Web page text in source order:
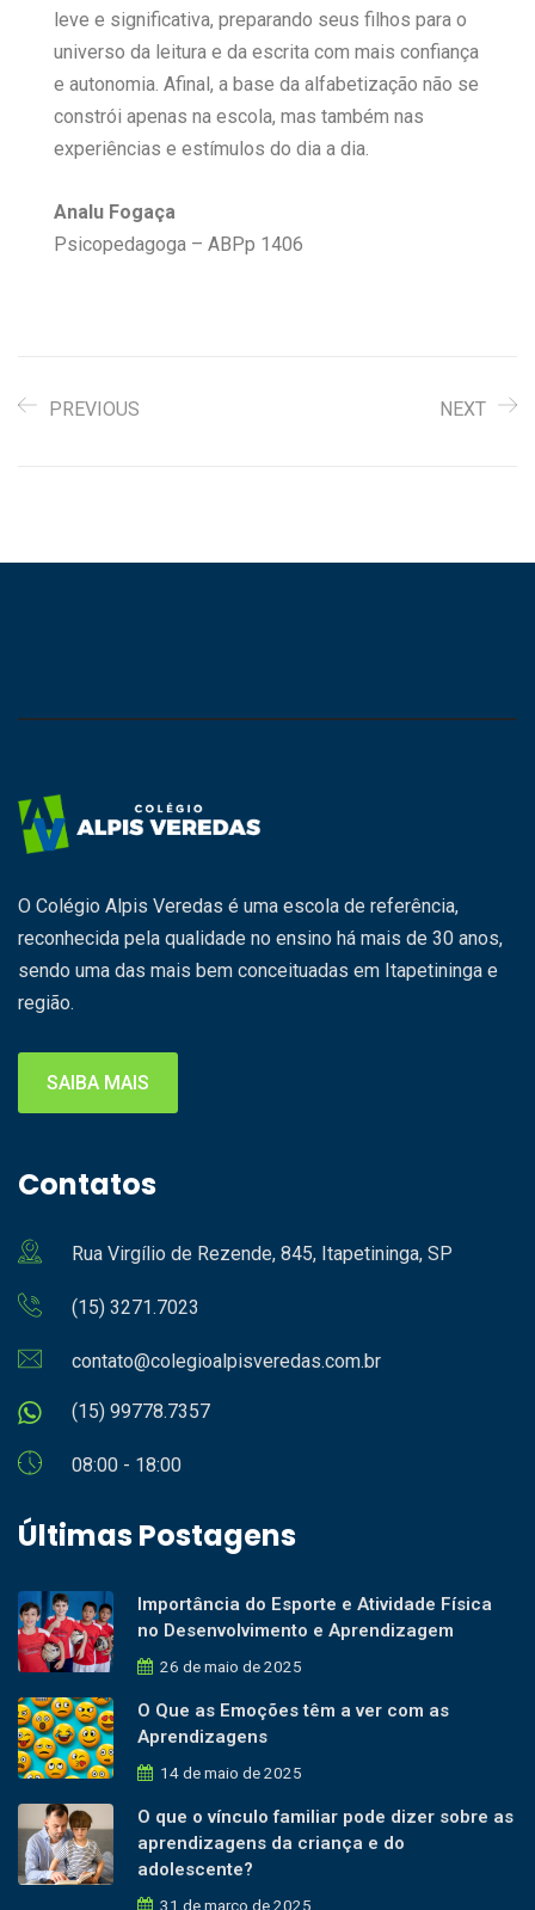
leve e significativa, preparando seus filhos para o
universo da leitura e da escrita com mais confiança
e autonomia. Afinal, a base da alfabetização não se
constrói apenas na escola, mas também nas
experiências e estímulos do dia a dia.
Analu Fogaça
Psicopedagoga – ABPp 1406
PREVIOUS NEXT
O Colégio Alpis Veredas é uma escola de referência,
reconhecida pela qualidade no ensino há mais de 30 anos,
sendo uma das mais bem conceituadas em Itapetininga e
região.
SAIBA MAIS
Contatos
Rua Virgílio de Rezende, 845, Itapetininga, SP
(15) 3271.7023
contato@colegioalpisveredas.com.br
(15) 99778.7357
08:00 - 18:00
Últimas Postagens
Importância do Esporte e Atividade Física
no Desenvolvimento e Aprendizagem
26 de maio de 2025
O Que as Emoções têm a ver com as
Aprendizagens
14 de maio de 2025
O que o vínculo familiar pode dizer sobre as
aprendizagens da criança e do
adolescente?
31 de março de 2025